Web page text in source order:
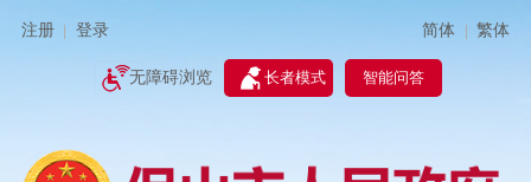
注册 登录 简体 | 繁体
无障碍浏览 长者模式 智能问答